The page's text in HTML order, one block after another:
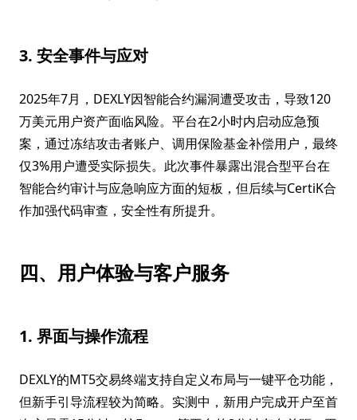
3. 安全事件与应对
2025年7月，DEXLY因智能合约漏洞遭受攻击，导致120
万美元用户资产面临风险。平台在2小时内启动应急预
案，通过冻结攻击者账户、调用保险基金补偿用户，最终
仅3%用户遭受实际损失。此次事件暴露出混合型平台在
智能合约审计与应急响应方面的短板，但后续与CertiK合
作加强代码审查，安全性有所提升。
四、用户体验与客户服务
1. 界面与操作流程
DEXLY的MT5交易终端支持自定义布局与一键平仓功能，
但新手引导流程较为简略。实测中，新用户完成开户至首